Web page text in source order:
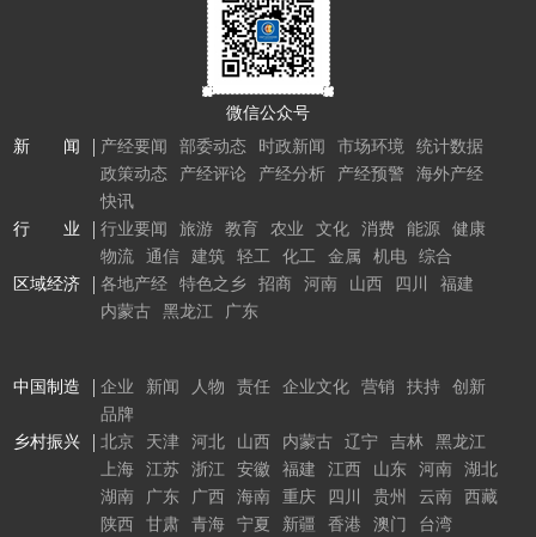
微信公众号
新 闻
产经要闻 部委动态 时政新闻 市场环境
统计数据
政策动态
产经评论 产经分析 产经预警
海外产经
快讯
行 业
行业要闻 旅游 教育 农业 文化 消费 能源
健康
物流
通信 建筑 轻工 化工 金属 机电
综合
区域经济
各地产经 特色之乡 招商 河南 山西 四川
福建
内蒙古
黑龙江 广东
中国制造 企业 新闻 人物 责任 企业文化 营销 扶持
创新
品牌
乡村振兴
北京 天津 河北 山西 内蒙古 辽宁 吉林
黑龙江
上海
江苏 浙江 安徽 福建 江西 山东 河南
湖北
湖南
广东 广西 海南 重庆 四川 贵州 云南
西藏
陕西
甘肃 青海 宁夏 新疆 香港 澳门 台湾